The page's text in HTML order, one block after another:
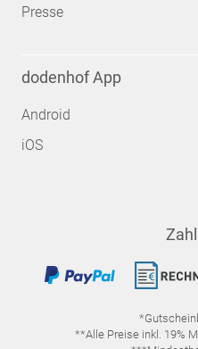
Presse
dodenhof App
Android
iOS
**Alle Preise inkl. 19%